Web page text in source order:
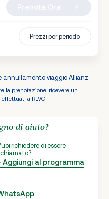
Prezzi per periodo
annullamento viaggio Allianz
la prenotazione, ricevere un
a RLVC
di aiuto?
richiedere di essere
Aggiungi al programma